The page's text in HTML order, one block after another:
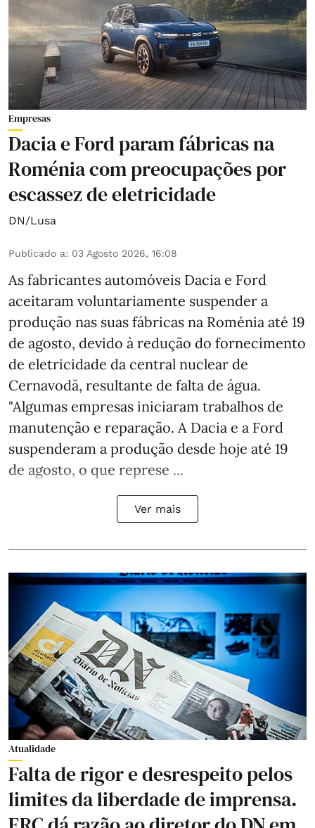
Empresas
Dacia e Ford param fábricas na
Roménia com preocupações por
escassez de eletricidade
DN/Lusa
Publicado a: 03 Agosto 2026, 16:08
As fabricantes automóveis Dacia e Ford
aceitaram voluntariamente suspender a
produção nas suas fábricas na Roménia até 19
de agosto, devido à redução do fornecimento
de eletricidade da central nuclear de
Cernavodă, resultante de falta de água.
"Algumas empresas iniciaram trabalhos de
manutenção e reparação. A Dacia e a Ford
suspenderam a produção desde hoje até 19
de agosto, o que represe ...
Ver mais
Atualidade
Falta de rigor e desrespeito pelos
limites da liberdade de imprensa.